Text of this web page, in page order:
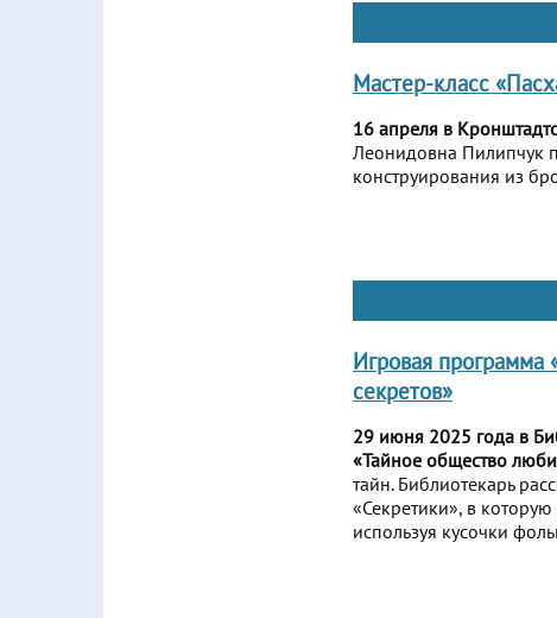
Мастер-класс
16 апреля в
Леонидовна Пилипчук
конструирования из
Игровая программа
секретов»
29 июня 2025 года в
«Тайное общество
тайн. Библиотекарь
«Секретики», в
используя кусочки